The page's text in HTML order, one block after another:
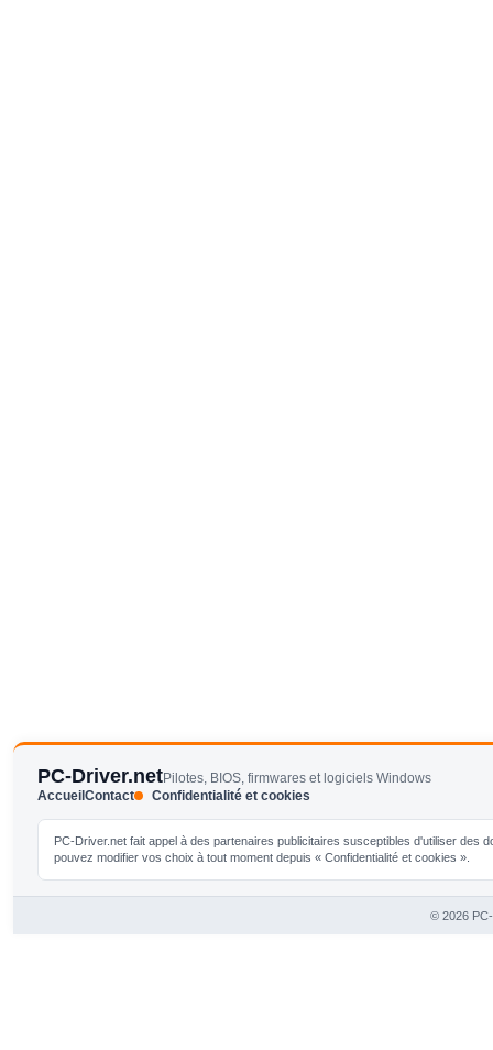
PC-Driver.netPilotes, BIOS, firmwares et logiciels Windows
AccueilContact Confidentialité et cookies
PC-Driver.net fait appel à des partenaires publicitaires susceptibles d'utiliser
pouvez modifier vos choix à tout moment depuis « Confidentialité et cookies ».
© 2026